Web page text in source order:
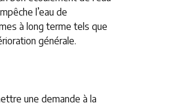
l’eau de
à long terme tels que
générale.
une demande à la